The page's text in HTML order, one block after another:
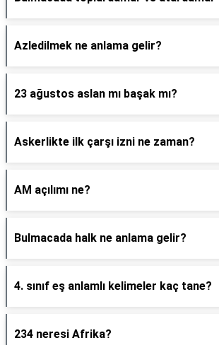
Azledilmek ne anlama gelir?
23 ağustos aslan mı başak mı?
Askerlikte ilk çarşı izni ne zaman?
AM açılımı ne?
Bulmacada halk ne anlama gelir?
4. sınıf eş anlamlı kelimeler kaç tane?
234 neresi Afrika?